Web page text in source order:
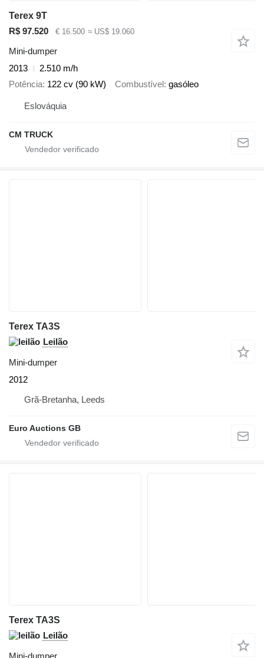
Terex 9T
R$ 97.520
€ 16.500 ≈ US$ 19.060
Mini-dumper
2013
2.510 m/h
Potência 122 cv (90 kW) Combustível gasóleo
Eslováquia
CM TRUCK
Terex TA3S
Leilão
Mini-dumper
2012
Grã-Bretanha, Leeds
Euro Auctions GB
Terex TA3S
Leilão